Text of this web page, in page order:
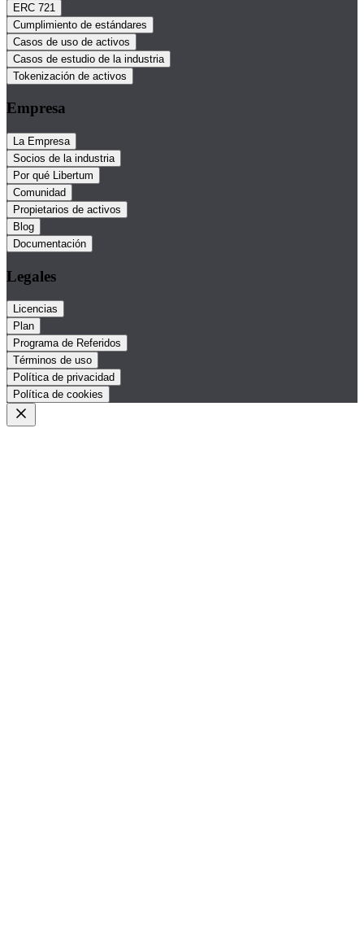
ERC 721
Cumplimiento de estándares
Casos de uso de activos
Casos de estudio de la industria
Tokenización de activos
Empresa
La Empresa
Socios de la industria
Por qué Libertum
Comunidad
Propietarios de activos
Blog
Documentación
Legales
Licencias
Plan
Programa de Referidos
Términos de uso
Política de privacidad
Política de cookies